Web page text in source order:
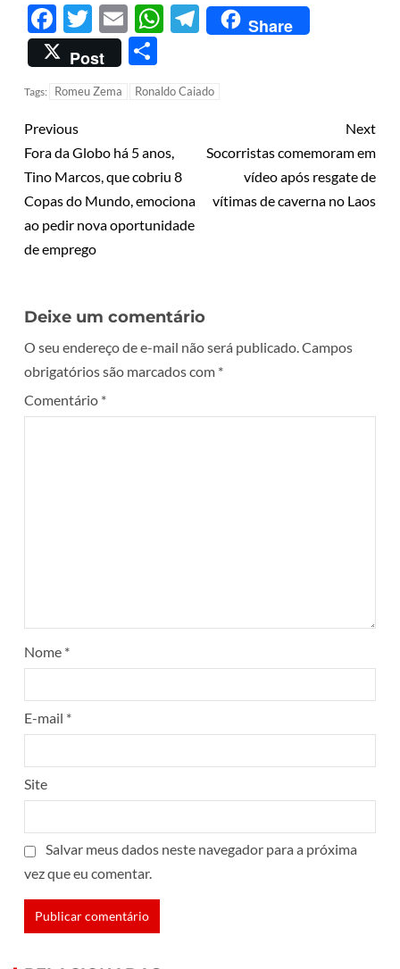
Facebook
Twitter
EmailWhatsApp
Telegram
Share
Post
Tags: Romeu Zema Ronaldo Caiado
Previous
Fora da Globo há 5 anos,
Tino Marcos, que cobriu 8
Copas do Mundo, emociona
ao pedir nova oportunidade
de emprego
Next
Socorristas comemoram em
vídeo após resgate de
vítimas de caverna no Laos
Deixe um comentário
O seu endereço de e-mail não será publicado.Campos
obrigatórios são marcados com *
Comentário *
Nome *
E-mail *
Site
Salvar meus dados neste navegador para a próxima
vez que eu comentar.